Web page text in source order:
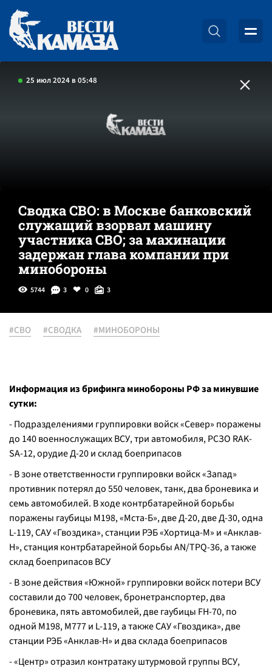
25 июл 2024 в 05:48
Сводка СВО: в Москве банковский
служащий взорвал машину
участника СВО; за махинации
задержан глава компании при
минобороны
5744 3 0 3
#СВО #СВОДКА #МИНОБОРОНЫ
Информация из брифинга минобороны РФ за минувшие
сутки:
- Подразделениями группировки войск «Север» поражены
до 140 военнослужащих ВСУ, три автомобиля, РСЗО RAK-
SA-12, орудие Д-20 и склад боеприпасов
- В зоне ответственности группировки войск «Запад»
противник потерял до 550 человек, танк, два броневика и
семь автомобилей. В ходе контрбатарейной борьбы
поражены гаубицы М198, «Мста-Б», две Д-20, две Д-30, одна
L-119, САУ «Гвоздика», станции РЭБ «Хортица-М» и «Анклав-
Н», станция контрбатарейной борьбы AN/TPQ-36, а также
склад боеприпасов ВСУ
- В зоне действия «Южной» группировки войск потери ВСУ
составили до 700 человек, бронетранспортер, два
броневика, пять автомобилей, две гаубицы FH-70, по
одной М198, М777 и L-119, а также САУ «Гвоздика», две
станции РЭБ «Анклав-Н» и два склада боеприпасов
- «Центр» отразил контратаку штурмовой группы ВСУ,